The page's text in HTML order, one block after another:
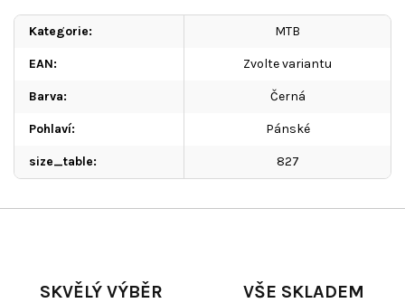
SKVĚLÝ VÝBĚR VŠE SKLADEM
Kategorie: MTB
EAN: Zvolte variantu
Barva: Černá
Pohlaví: Pánské
size_table: 827